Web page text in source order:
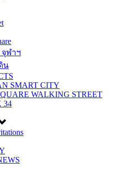
จุฬาฯ
น
SMART CITY
WALKING STREET
34